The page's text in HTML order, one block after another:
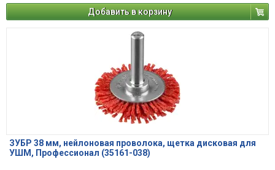
Добавить в корзину
ЗУБР 38 мм, нейлоновая проволока, щетка дисковая для
УШМ, Профессионал (35161-038)